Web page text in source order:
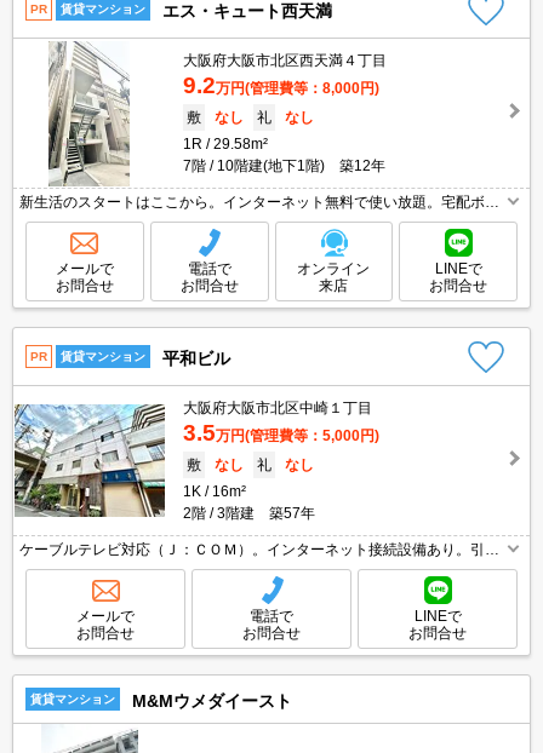
PR 賃貸マンション エス・キュート西天満
大阪府大阪市北区西天満４丁目
9.2万円(管理費等：8,000円)
敷
なし 礼
なし
1R
29.58m²
7階
10階建(地下1階) 築12年
新生活のスタートはここから。インターネット無料で使い放題。宅配ボッ
クスあり。
メールで
お問合せ
電話で
お問合せ
オンライン
来店
LINEで
お問合せ
PR 賃貸マンション 平和ビル
大阪府大阪市北区中崎１丁目
3.5万円(管理費等：5,000円)
敷
なし 礼
なし
1K
16m²
2階
3階建 築57年
ケーブルテレビ対応（Ｊ：ＣＯＭ）。インターネット接続設備あり。引越
指定業者あり。当店のみの専属専任物件。
メールで
お問合せ
電話で
お問合せ
LINEで
お問合せ
賃貸マンション M&Mウメダイースト